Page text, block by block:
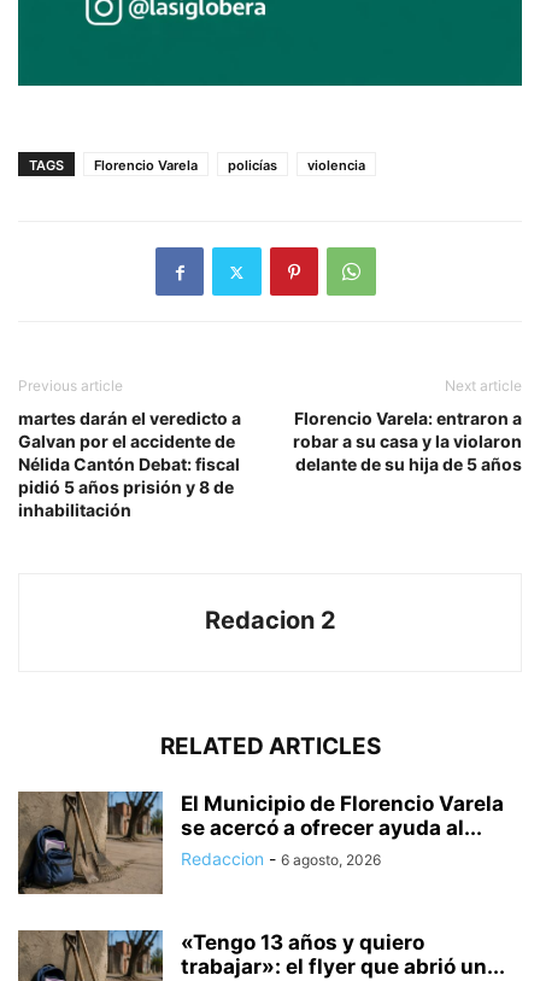
TAGS Florencio Varela policías violencia
Previous article
martes darán el veredicto a
Galvan por el accidente de
Nélida Cantón Debat: fiscal
pidió 5 años prisión y 8 de
inhabilitación
Next article
Florencio Varela: entraron a
robar a su casa y la violaron
delante de su hija de 5 años
Redacion 2
RELATED ARTICLES
El Municipio de Florencio Varela
se acercó a ofrecer ayuda al...
Redaccion - 6 agosto, 2026
«Tengo 13 años y quiero
trabajar»: el flyer que abrió un...